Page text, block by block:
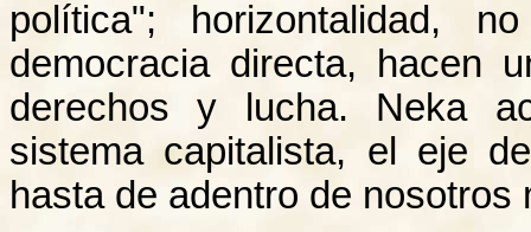
política"; horizontalidad,
democracia directa, hacen
derechos y lucha. Neka
sistema capitalista, el eje
hasta de adentro de nosotros